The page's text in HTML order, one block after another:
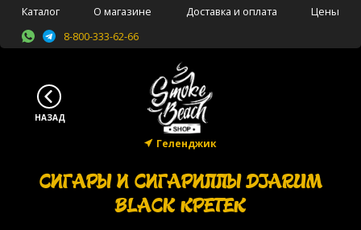
Каталог О магазине Доставка и оплата
Цены
8-800-333-62-66
Геленджик
СИГАРЫ И СИГАРИЛЛЫ DJARUM
BLACK КРЕТЕК